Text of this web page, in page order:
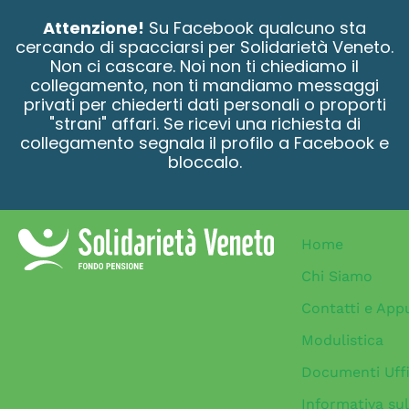
Attenzione! Su Facebook qualcuno sta
cercando di spacciarsi per Solidarietà Veneto.
Non ci cascare. Noi non ti chiediamo il
collegamento, non ti mandiamo messaggi
privati per chiederti dati personali o proporti
"strani" affari. Se ricevi una richiesta di
collegamento segnala il profilo a Facebook e
bloccalo.
Home
Chi Siamo
Contatti e
Modulistica
Documenti
Informativa